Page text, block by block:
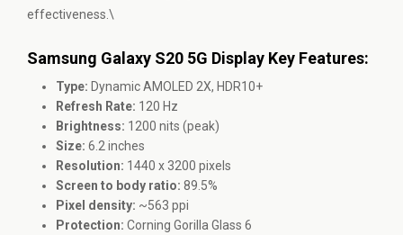
effectiveness.\
Samsung Galaxy S20 5G Display Key Features:
Type: Dynamic AMOLED 2X, HDR10+
Refresh Rate: 120 Hz
Brightness: 1200 nits (peak)
Size: 6.2 inches
Resolution: 1440 x 3200 pixels
Screen to body ratio: 89.5%
Pixel density: ~563 ppi
Protection: Corning Gorilla Glass 6